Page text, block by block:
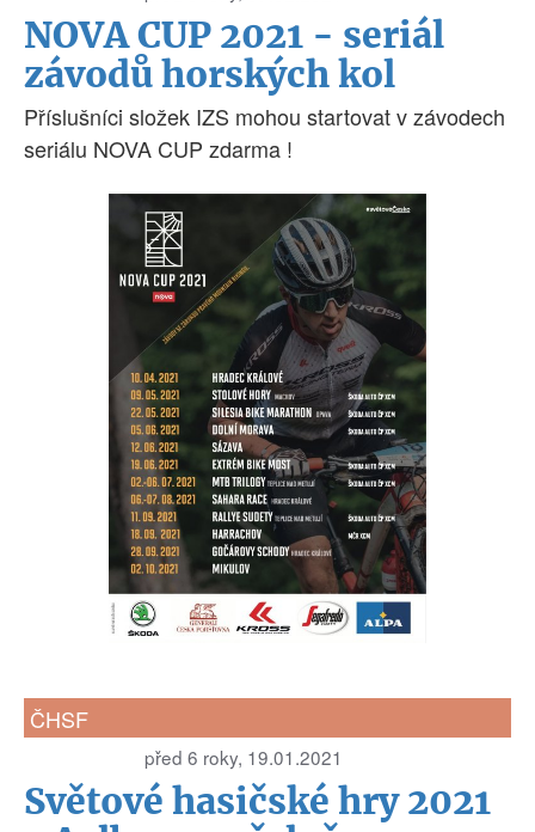
NOVA CUP 2021 - seriál
závodů horských kol
Příslušníci složek IZS mohou startovat v závodech
seriálu NOVA CUP zdarma !
ČHSF
před 6 roky, 19.01.2021
Světové hasičské hry 2021